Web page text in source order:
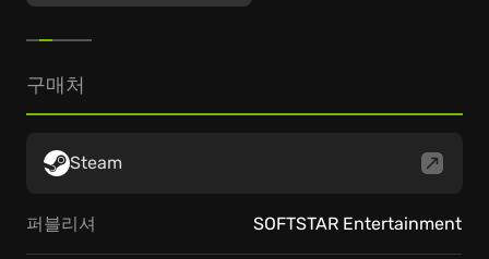
구매처
Steam
퍼블리셔 SOFTSTAR Entertainment